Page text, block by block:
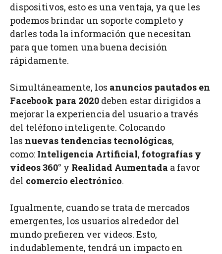
dispositivos, esto es una ventaja, ya que les
podemos brindar un soporte completo y
darles toda la información que necesitan
para que tomen una buena decisión
rápidamente.
Simultáneamente, los anuncios pautados en
Facebook para 2020 deben estar dirigidos a
mejorar la experiencia del usuario a través
del teléfono inteligente. Colocando
las nuevas tendencias tecnológicas,
como: Inteligencia Artificial, fotografías y
videos 360° y Realidad Aumentada a favor
del comercio electrónico.
Igualmente, cuando se trata de mercados
emergentes, los usuarios alrededor del
mundo prefieren ver videos. Esto,
indudablemente, tendrá un impacto en